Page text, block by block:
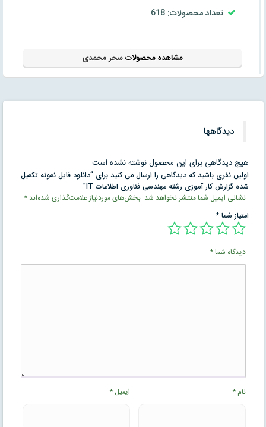
تعداد محصولات: 618
مشاهده محصولاتسحر محمدی
دیدگاهها
هیچ دیدگاهی برای این محصول نوشته نشده است.
اولین نفری باشید که دیدگاهی را ارسال می کنید برای “دانلود فایل نمونه تکمیل
شده گزارش کار آموزی رشته مهندسی فناوری اطلاعات IT”
نشانی ایمیل شما منتشر نخواهد شد. بخش‌های موردنیاز علامت‌گذاری شده‌اند*
امتیاز شما*
دیدگاه شما*
نام* ایمیل*